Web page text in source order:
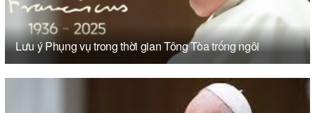
Lưu ý Phụng vụ trong thời gian Tông Tòa trống ngôi